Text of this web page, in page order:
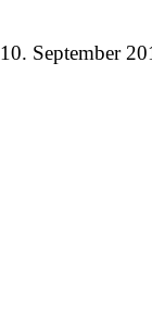
10. September